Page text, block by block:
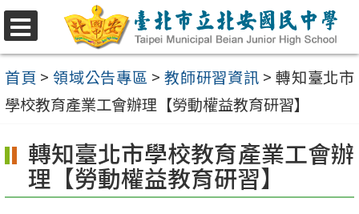
選
單
跳
至
主
要
容
首頁 > 領域公告專區 > 教師研習資訊 > 轉知臺北市
學校教育產業工會辦理【勞動權益教育研習】
轉知臺北市學校教育產業工會辦
理【勞動權益教育研習】